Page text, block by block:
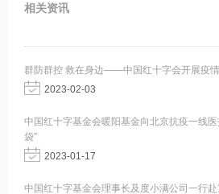
相关资讯
群防群控 救在身边——中国红十字会开展疫
2023-02-03
中国红十字基金会暖阳基金向北京抗疫一线
袋”
2023-01-17
中国红十字基金会理事长及度小满公司一行